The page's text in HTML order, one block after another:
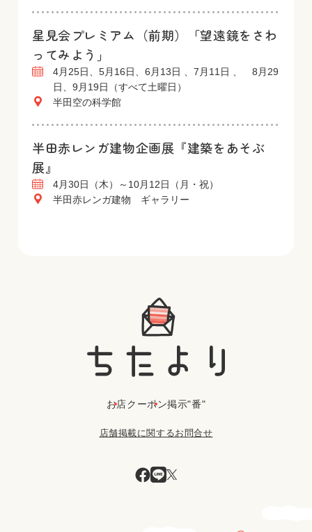
星見会プレミアム（前期）「望遠鏡をさわ
ってみよう」
4月25日、5月16日、6月13日 、7月11日 、 8月29
日、9月19日（すべて土曜日）
半田空の科学館
半田赤レンガ建物企画展『建築をあそぶ
展』
4月30日（木）～10月12日（月・祝）
半田赤レンガ建物 ギャラリー
お店クーポン掲示"番"
店舗掲載に関するお問合せ